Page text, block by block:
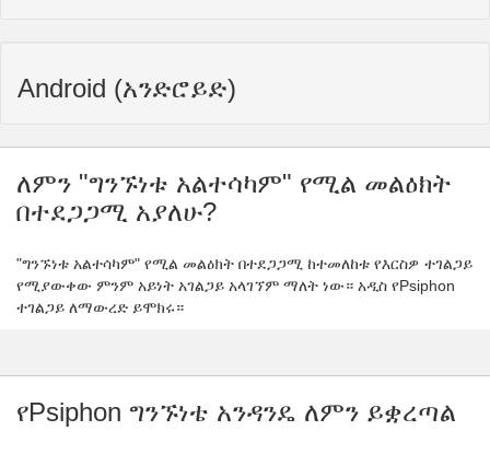
Android (አንድሮይድ)
ለምን "ግንኙነቱ አልተሳካም" የሚል መልዕክት
በተደጋጋሚ አያለሁ?
"ግንኙነቱ አልተሳካም" የሚል መልዕክት በተደጋጋሚ ከተመለከቱ የእርስዎ ተገልጋይ
የሚያውቀው ምንም አይነት አገልጋይ አላገኘም ማለት ነው። አዲስ የPsiphon
ተገልጋይ ለማውረድ ይሞክሩ።
የPsiphon ግንኙነቴ አንዳንዴ ለምን ይቋረጣል